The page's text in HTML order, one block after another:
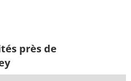
près de